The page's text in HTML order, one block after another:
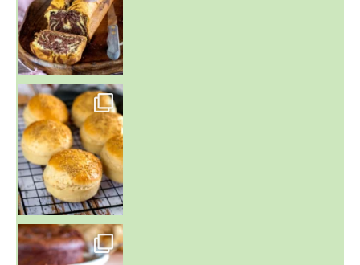
~ BUNS MAISON ~
Un peu de boulange par ici au
~ GÂTEAU FONDANT CHOCO NOISETTE ~
C'est lundi